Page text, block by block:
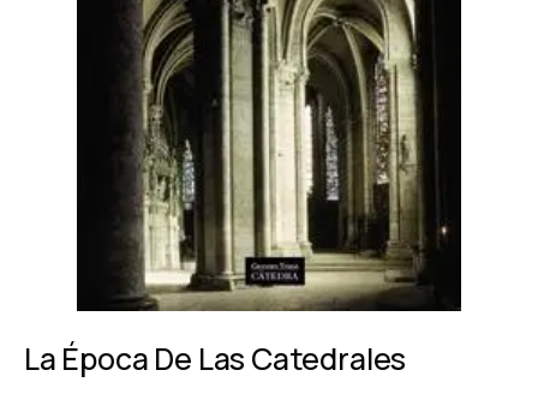
La Época De Las Catedrales